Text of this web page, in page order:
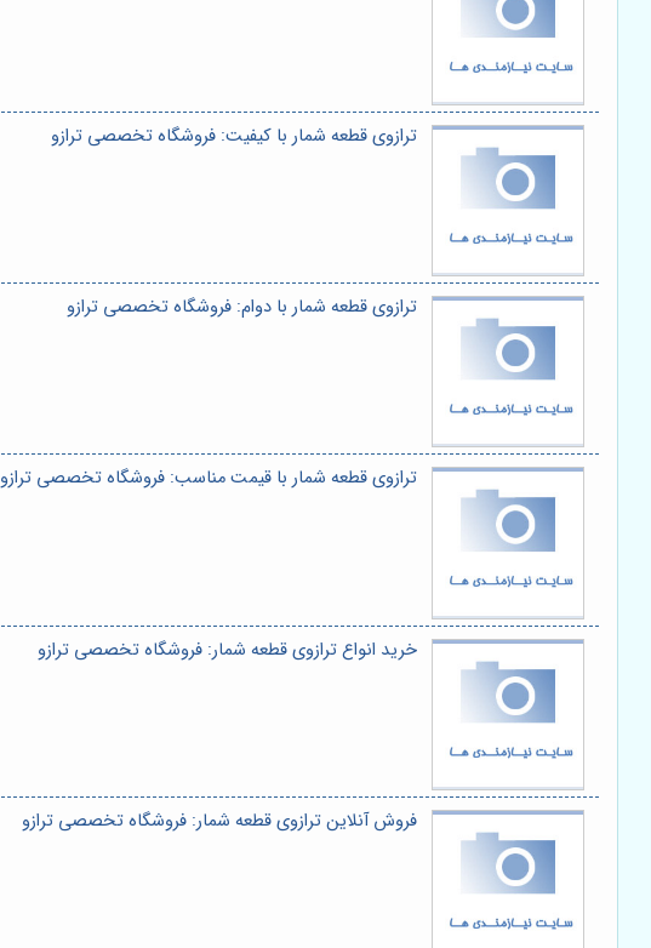
ترازوی قطعه شمار با کیفیت: فروشگاه تخصصی ترازو
ترازوی قطعه شمار با دوام: فروشگاه تخصصی ترازو
ترازوی قطعه شمار با قیمت مناسب: فروشگاه تخصصی ترازو
خرید انواع ترازوی قطعه شمار: فروشگاه تخصصی ترازو
فروش آنلاین ترازوی قطعه شمار: فروشگاه تخصصی ترازو